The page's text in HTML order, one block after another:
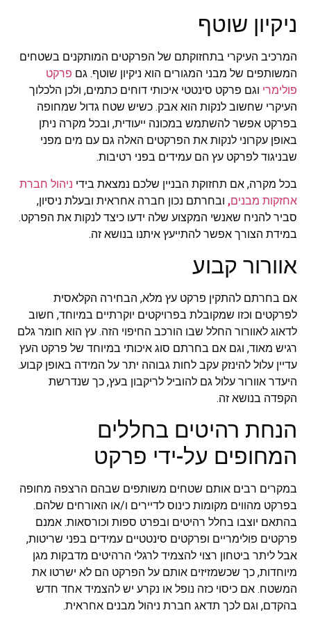
ניקיון שוטף
המרכיב העיקרי בתחזוקתם של הפרקטים המותקנים בשטחים
המשותפים של מבני המגורים הוא ניקיון שוטף. גם פרקט
פולימרי וגם פרקט סינטטי איכותי דוחים כתמים, ולכן הלכלוך
העיקרי שחשוב לנקות הוא אבק. כשיש שטח גדול שמחופה
בפרקט אפשר להשתמש במכונה ייעודית, ובכל מקרה ניתן
באופן עקרוני לנקות את הפרקטים האלה גם עם מים מפני
שבניגוד לפרקט עץ הם עמידים בפני רטיבות.
בכל מקרה, אם תחזוקת הבניין שלכם נמצאת בידי ניהול חברת
אחזקות מבנים, ובחרתם נכון חברה אחראית ובעלת ניסיון,
סביר להניח שאנשי המקצוע שלה ידעו כיצד לנקות את הפרקט.
במידת הצורך אפשר להתייעץ איתנו בנושא זה.
אוורור קבוע
אם בחרתם להתקין פרקט עץ מלא, הבחירה הקלאסית
לפרקטים וכזו שמקובלת בפרויקטים יוקרתיים במיוחד, חשוב
לדאוג לאוורור החלל שבו הורכב החיפוי הזה. עץ הוא חומר גלם
רגיש מאוד, וגם אם בחרתם סוג איכותי במיוחד של פרקט העץ
עדיין עלול להינזק עקב לחות גבוהה יתר על המידה באופן קבוע.
היעדר אוורור עלול גם להוביל לריקבון בעץ, כך שנדרשת
הקפדה בנושא זה.
הנחת רהיטים בחללים
המחופים על-ידי פרקט
במקרים רבים אותם שטחים משותפים שבהם הרצפה מחופה
בפרקט מהווים מקומות כינוס לדיירים ו/או האורחים שלהם.
בהתאם יוצבו בחלל רהיטים ובפרט ספות וכורסאות. אמנם
פרקטים פולימריים ופרקטים סינטטיים עמידים בפני שריטות,
אבל ליתר ביטחון רצוי להצמיד לרגלי הרהיטים מדבקות מגן
מיוחדות, כך שכשמזיזים אותם על הפרקט הם לא ישרטו את
המשטח. אם כיסוי כזה נופל או נקרע יש להצמיד אחד חדש
בהקדם, וגם לכך תדאג חברת ניהול מבנים אחראית.